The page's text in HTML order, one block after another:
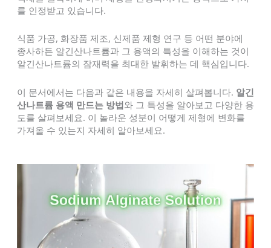
를 인정받고 있습니다.
식품 가공, 화장품 제조, 신제품 제형 연구 등 어떤 분야에
종사하든 알긴산나트륨과 그 용액의 특성을 이해하는 것이
알긴산나트륨의 잠재력을 최대한 발휘하는 데 핵심입니다.
이 문서에서는 다음과 같은 내용을 자세히 살펴봅니다. 알긴
산나트륨 용액 만드는 방법와 그 특성을 알아보고 다양한 용
도를 살펴보세요. 이 놀라운 성분이 어떻게 제형에 변화를
가져올 수 있는지 자세히 알아보세요.